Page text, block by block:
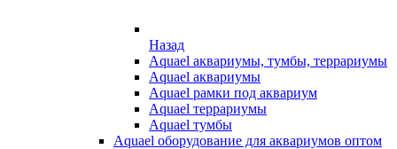
Назад
Aquael аквариумы, тумбы, террариумы
Aquael аквариумы
Aquael рамки под аквариум
Aquael террариумы
Aquael тумбы
Aquael оборудование для аквариумов оптом